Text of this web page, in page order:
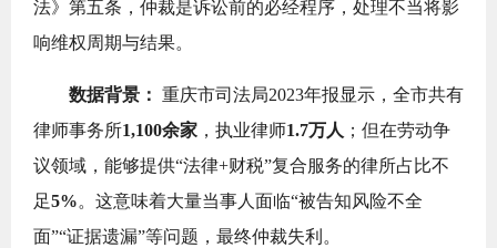
法》第五条，仲裁是诉讼前的必经程序，处理不当将影
响维权周期与结果。
数据背景： 重庆市司法局2023年报显示，全市共有
律师事务所1,100余家 ，执业律师1.7万人 ；但在劳动争
议领域，能够提供“法律+财税”复合服务的律所占比不
足5%。这意味着大量当事人面临“被告知风险不全
面”“证据遗漏”等问题，最终仲裁失利。